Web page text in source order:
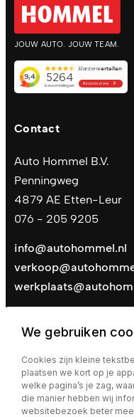
JOUW AUTO. JOUW TEAM.
Contact
Auto Hommel B.V.
Penningweg
4879 AE Etten-Leur
076 - 205 9205
info@autohommel.nl
Privacy policy |
We gebruiken
Cookies zijn kleine
plaatsen we kort op je
welke pagina’s je zag,
die manier hebben wij
websitebezoek beter mee